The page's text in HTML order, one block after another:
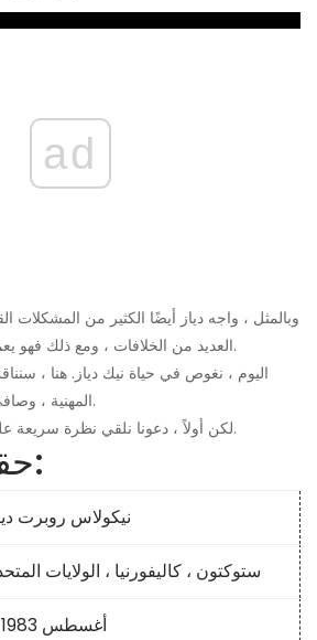
ad
وبالمثل ، واجه دياز أيضًا الكثير من المشكلات
العديد من الخلافات ، ومع ذلك فهو يعمل بجد ليصنع سمعة طيبة.
اليوم ، نغوص في حياة نيك دياز. هنا ،
المهنية ، وصافي ثروته ، وغير ذلك الكثير.
لكن أولاً ، دعونا نلقي نظرة سريعة على قسم الحقائق السريعة.
حقائق سريعة:
نيكولاس روبرت
ستوكتون ، كاليفورنيا ، الولايات
2 أغسطس 1983